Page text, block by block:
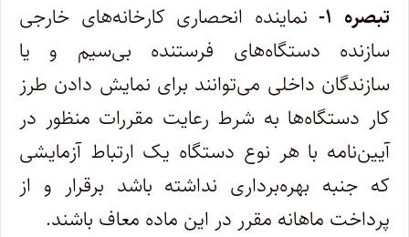
‌تبصره ۱-
نماینده انحصاری کارخانه‌های خارجی
سازنده دستگاه‌های فرستنده بی‌سیم و یا
سازندگان داخلی می‌توانند برای نمایش دادن طرز
کار دستگاه‌ها به شرط رعایت مقررات منظور در
آیین‌نامه با هر نوع دستگاه یک ارتباط آزمایشی
که جنبه بهره‌برداری نداشته باشد برقرار و از
پرداخت ماهانه مقرر در این ماده معاف باشند.